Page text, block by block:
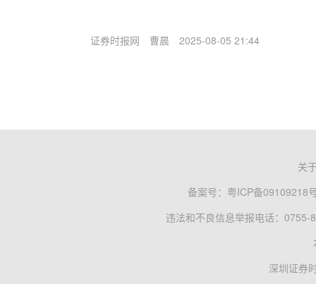
证券时报网 曹晨 2025-08-05 21:44
关
备案号： 粤ICP备09109218
违法和不良信息举报电话：0755-
深圳证券